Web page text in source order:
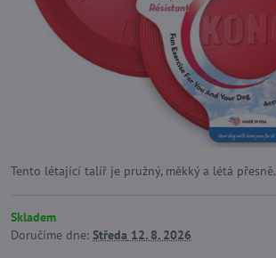
Tento létající talíř je pružný, měkký a létá přesně.
Skladem
Doručíme dne: Středa 12. 8. 2026